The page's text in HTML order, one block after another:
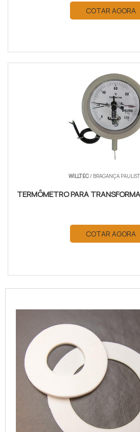
COTAR AGORA
WILLTEC/ BRAGANÇA
TERMÔMETRO PARA
COTAR AGORA